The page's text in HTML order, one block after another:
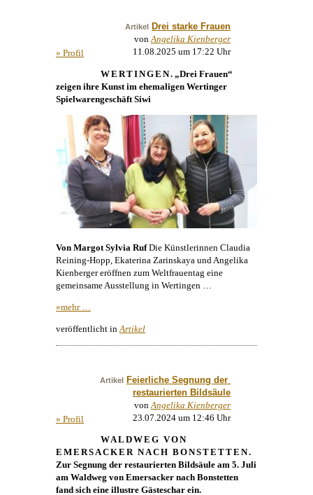
Artikel
Drei starke Frauen
vonAngelika Kienberger
» Profil
11.08.2025 um 17:22 Uhr
WERTINGEN. „Drei Frauen“
zeigen ihre Kunst im ehemaligen Wertinger
Spielwarengeschäft Siwi
Von Margot Sylvia RufDie Künstlerinnen Claudia
Reining-Hopp, Ekaterina Zarinskaya und Angelika
Kienbergereröffnen zum Weltfrauentag eine
gemeinsame Ausstellung in Wertingen …
»mehr …
veröffentlicht inArtikel
Artikel Feierliche Segnung der
restaurierten Bildsäule
von Angelika Kienberger
» Profil
23.07.2024 um 12:46 Uhr
WALDWEG VON
EMERSACKER NACH BONSTETTEN.
Zur Segnung der restaurierten Bildsäule am 5. Juli
am Waldweg von Emersacker nach Bonstetten
fand sich eine illustre Gästeschar ein.